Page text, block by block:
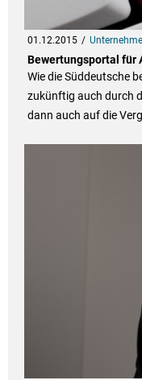
01.12.2015
Bewertungsportal für
Wie die Süddeutsche
zukünftig auch durch
dann auch auf die